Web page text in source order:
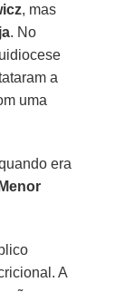
, mas
. No
a
uma
era
A